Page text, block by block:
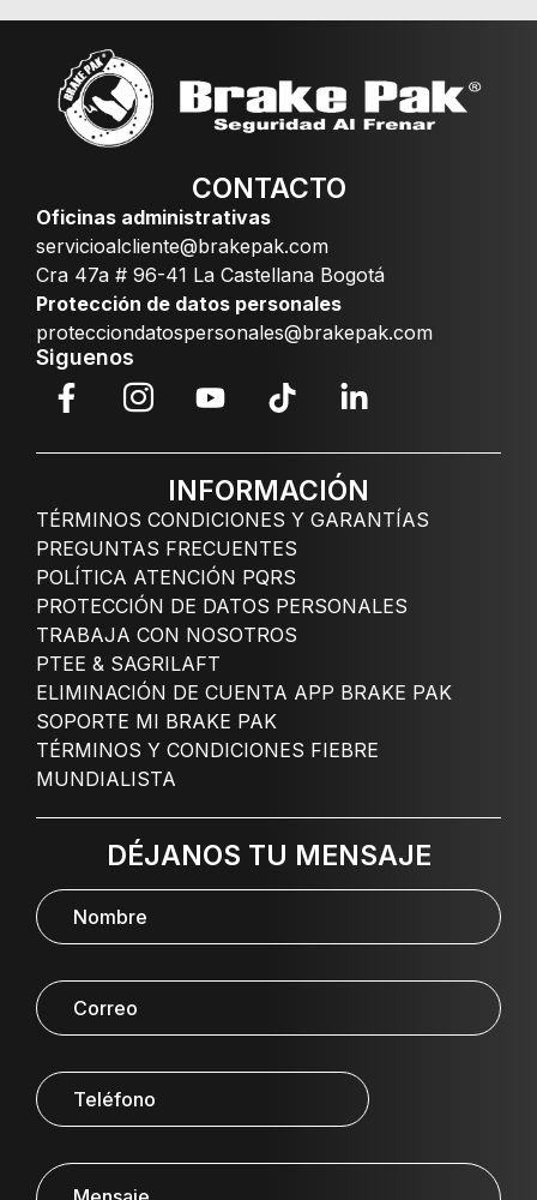
CONTACTO
Oficinas administrativas
servicioalcliente@brakepak.com
Cra 47a # 96-41 La Castellana Bogotá
Protección de datos personales
protecciondatospersonales@brakepak.com
Siguenos
INFORMACIÓN
TÉRMINOS CONDICIONES Y GARANTÍAS
PREGUNTAS FRECUENTES
POLÍTICA ATENCIÓN PQRS
PROTECCIÓN DE DATOS PERSONALES
TRABAJA CON NOSOTROS
PTEE & SAGRILAFT
ELIMINACIÓN DE CUENTA APP BRAKE PAK
SOPORTE MI BRAKE PAK
TÉRMINOS Y CONDICIONES FIEBRE
MUNDIALISTA
DÉJANOS TU MENSAJE